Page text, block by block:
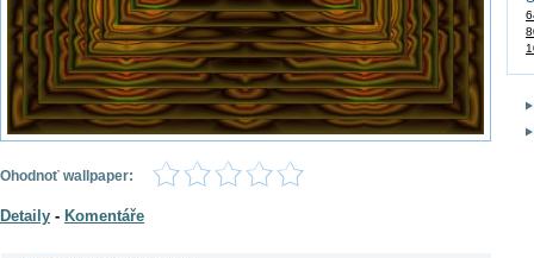
Ohodnoť wallpaper:
Detaily - Komentáře